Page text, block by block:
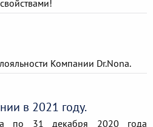
Компании Dr.Nona.
в 2021 году.
по 31 декабря 2020 года